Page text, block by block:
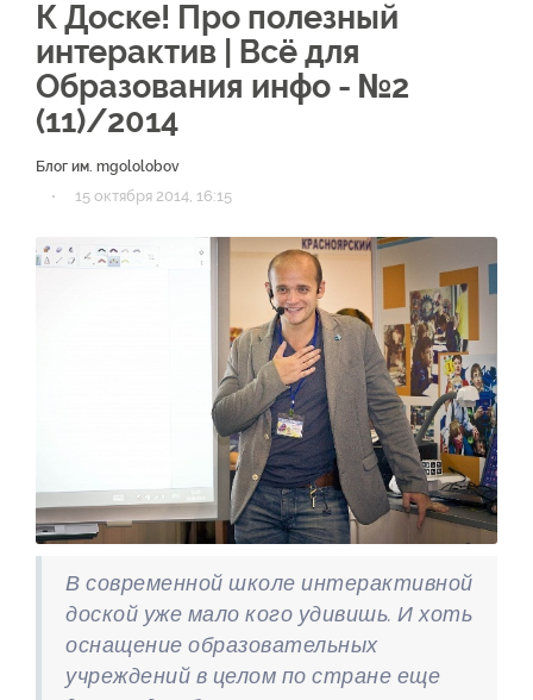
К Доске! Про полезный
интерактив | Всё для
Образования инфо - №2
(11)/2014
Блог им. mgololobov
· 15 октября 2014, 16:15
В современной школе интерактивной
доской уже мало кого удивишь. И хоть
оснащение образовательных
учреждений в целом по стране еще